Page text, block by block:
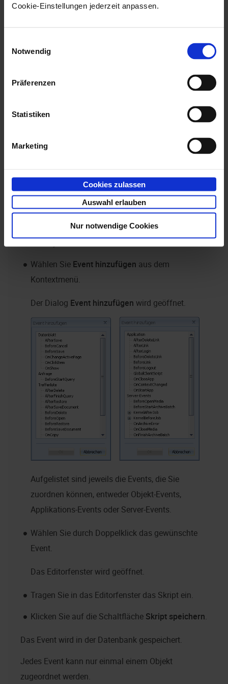
Cookie-Einstellungen jederzeit anpassen.
Notwendig
Präferenzen
Statistiken
Marketing
Cookies zulassen
Auswahl erlauben
Nur notwendige Cookies
und sind innerhalb der
Objekttypen zugeordnet.
Clientseitige Events
So erstellen Sie ein Event:
Markieren Sie den Eintragallgemeine Events
Wählen Sie Event hinzufügen aus dem
Kontextmenü.
Der Dialog Event hinzufügen wird geöffnet.
Aufgelistet sind jeweils die Events, die Sie
zuordnen können, entweder Objekt-Events,
Applikations-Events oder Server-Events.
Wählen Sie durch Doppelklick das gewünschte
Event.
Das Editorfenster wird geöffnet.
Tragen Sie in das Editorfenster das Skript ein.
Klicken Sie auf die Schaltfläche Skript speichern.
Das Event wird in der Datenbank gespeichert.
Jedes Event kann nur einmal einem Objekt
zugeordnet werden.